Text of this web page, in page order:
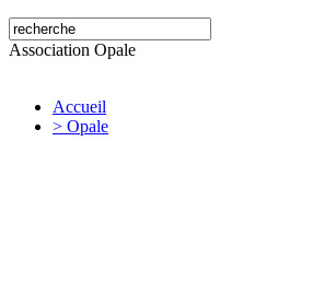
Association Opale
Accueil
> Opale